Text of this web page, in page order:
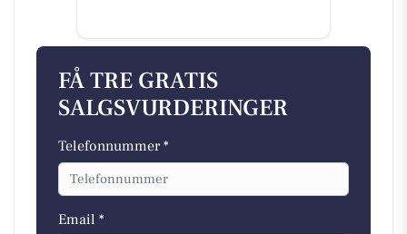
FÅ TRE GRATIS
SALGSVURDERINGER
Telefonnummer *
Email *